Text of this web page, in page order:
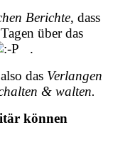
Berichte, dass
über das
.
das Verlangen
& walten.
können